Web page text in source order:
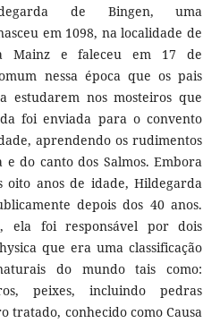
de Bingen, uma
em 1098, na localidade de
Mainz e faleceu em 17 de
nessa época que os pais
estudarem nos mosteiros que
foi enviada para o convento
aprendendo os rudimentos
do canto dos Salmos. Embora
oito anos de idade, Hildegarda
depois dos 40 anos.
ela foi responsável por dois
que era uma classificação
do mundo tais como:
peixes, incluindo pedras
tratado, conhecido como Causa